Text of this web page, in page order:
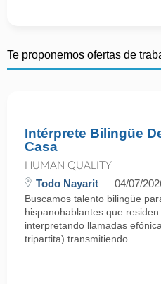
Te proponemos ofertas de
Intérprete Bilingüe
Casa
HUMAN QUALITY
Todo Nayarit 04/07/
Buscamos talento bilingüe
hispanohablantes que residen
interpretando llamadas
tripartita) transmitiendo ...